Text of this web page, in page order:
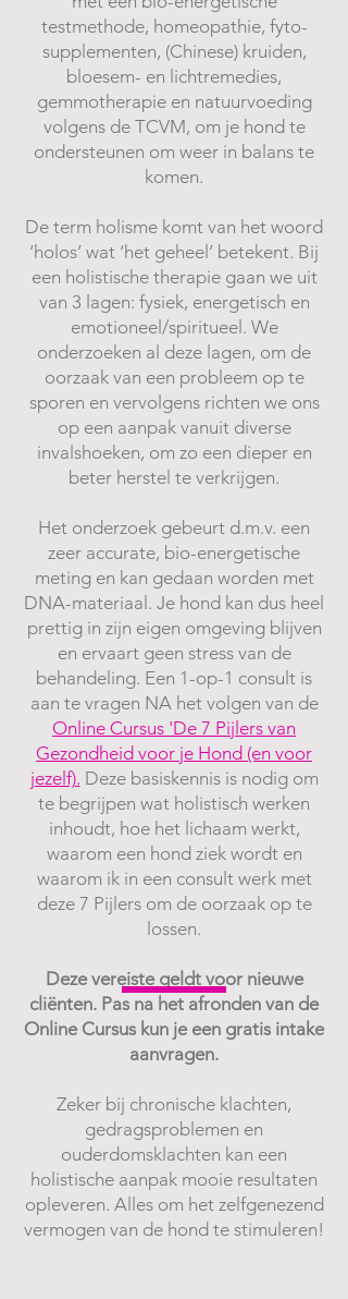
testmethode, homeopathie, fyto-
supplementen, (Chinese) kruiden,
bloesem- en lichtremedies,
gemmotherapie en natuurvoeding
volgens de TCVM, om je hond te
ondersteunen om weer in balans te
komen.
De term holisme komt van het woord
‘holos’ wat ‘het geheel’ betekent. Bij
een holistische therapie gaan we uit
van 3 lagen: fysiek, energetisch en
emotioneel/spiritueel. We
onderzoeken al deze lagen, om de
oorzaak van een probleem op te
sporen en vervolgens richten we ons
op een aanpak vanuit diverse
invalshoeken, om zo een dieper en
beter herstel te verkrijgen.
Het onderzoek gebeurt d.m.v. een
zeer accurate, bio-energetische
meting en kan gedaan worden met
DNA-materiaal. Je hond kan dus heel
prettig in zijn eigen omgeving blijven
en ervaart geen stress van de
behandeling. Een 1-op-1 consult is
aan te vragen NA het volgen van de
Online Cursus 'De 7 Pijlers van
Gezondheid voor je Hond (en voor
jezelf). Deze basiskennis is nodig om
te begrijpen wat holistisch werken
inhoudt, hoe het lichaam werkt,
waarom een hond ziek wordt en
waarom ik in een consult werk met
deze 7 Pijlers om de oorzaak op te
lossen.
Deze vereiste geldt voor nieuwe
cliënten. Pas na het afronden van de
Online Cursus kun je een gratis intake
aanvragen.
Zeker bij chronische klachten,
gedragsproblemen en
ouderdomsklachten kan een
holistische aanpak mooie resultaten
opleveren. Alles om het zelfgenezend
vermogen van de hond te stimuleren!